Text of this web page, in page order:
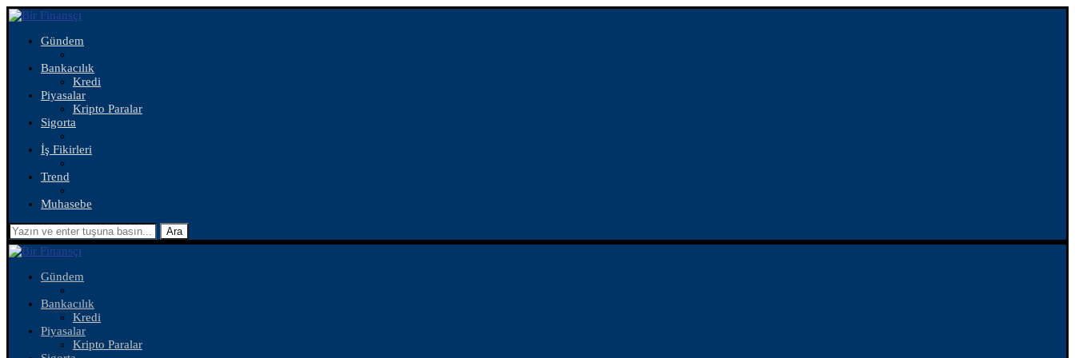
Gündem
Bankacılık
Kredi
Piyasalar
Kripto Paralar
Sigorta
İş Fikirleri
Trend
Muhasebe
Ara
Gündem
Bankacılık
Kredi
Piyasalar
Kripto Paralar